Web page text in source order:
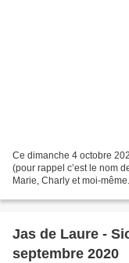
Ce dimanche 4 octobre
(pour rappel c’est le nom
Marie, Charly et moi-
Jas de Laure -
septembre 2020